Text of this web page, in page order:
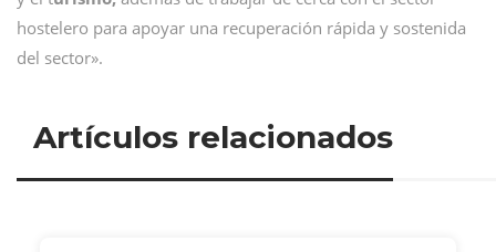
hostelero para apoyar una recuperación rápida y sostenida
del sector».
Artículos relacionados